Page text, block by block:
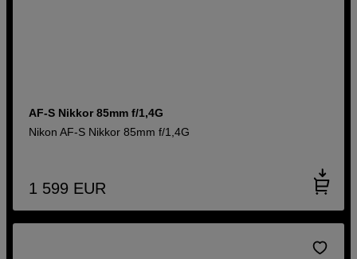
AF-S Nikkor 85mm f/1,4G
Nikon AF-S Nikkor 85mm f/1,4G
1 599 EUR